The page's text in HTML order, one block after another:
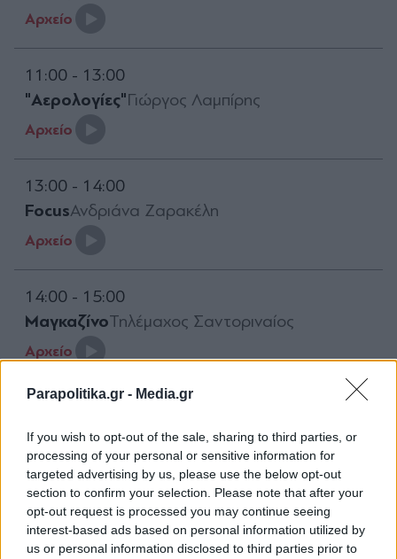
Parapolitika.gr - Media.gr
If you wish to opt-out of the sale, sharing to third parties, or
processing of your personal or sensitive information for
targeted advertising by us, please use the below opt-out
section to confirm your selection. Please note that after your
opt-out request is processed you may continue seeing
interest-based ads based on personal information utilized by
us or personal information disclosed to third parties prior to
Aρχείο
11:00 - 13:00
"Αερολογίες"Γιώργος Λαμπίρης
Aρχείο
13:00 - 14:00
FocusΑνδριάνα Ζαρακέλη
Aρχείο
14:00 - 15:00
ΜαγκαζίνοΤηλέμαχος Σαντοριναίος
Aρχείο
15:00 - 16:00
Best of Κακά Κορίτσια
Μαρία Λεμονιά, Έλενα Καραμίχαλου
Aρχείο
16:00 - 17:00